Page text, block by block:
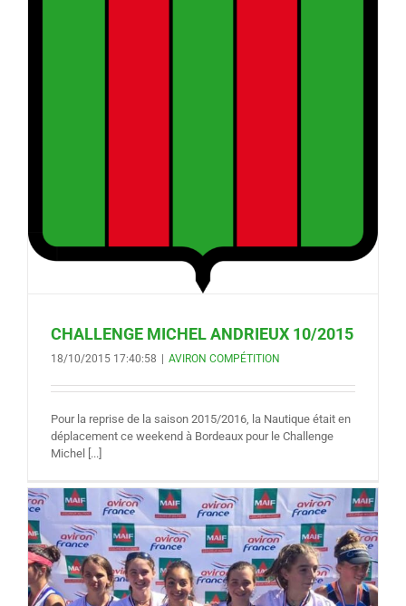
CHALLENGE MICHEL ANDRIEUX 10/2015
18/10/2015 17:40:58 AVIRON COMPÉTITION
Pour la reprise de la saison 2015/2016, la Nautique était en
déplacement ce weekend à Bordeaux pour le Challenge
Michel [...]